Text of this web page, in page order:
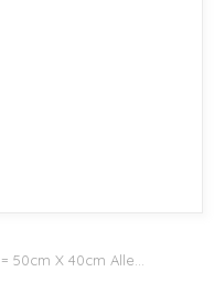
X 40cm Alle…